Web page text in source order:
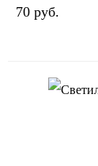
70 руб.